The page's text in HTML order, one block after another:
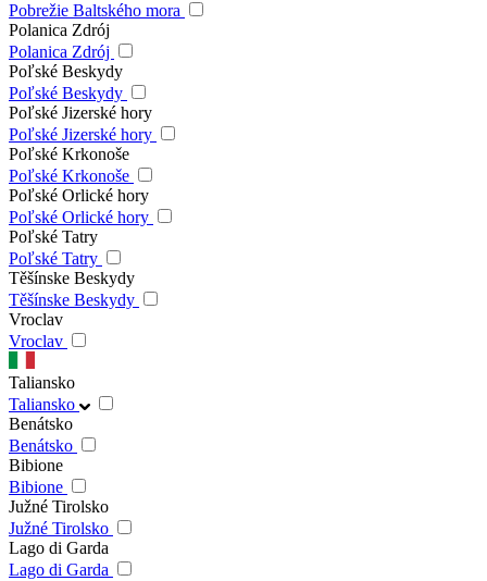
Pobrežie Baltského mora
Polanica Zdrój
Polanica Zdrój
Poľské Beskydy
Poľské Beskydy
Poľské Jizerské hory
Poľské Jizerské hory
Poľské Krkonoše
Poľské Krkonoše
Poľské Orlické hory
Poľské Orlické hory
Poľské Tatry
Poľské Tatry
Těšínske Beskydy
Těšínske Beskydy
Vroclav
Vroclav
Taliansko
Taliansko
Benátsko
Benátsko
Bibione
Bibione
Južné Tirolsko
Južné Tirolsko
Lago di Garda
Lago di Garda